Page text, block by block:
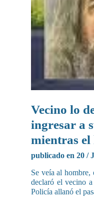
Vecino lo
ingresar a
mientras el
publicado en 20 /
Se veía al hombre,
declaró el vecino
Policía allanó el